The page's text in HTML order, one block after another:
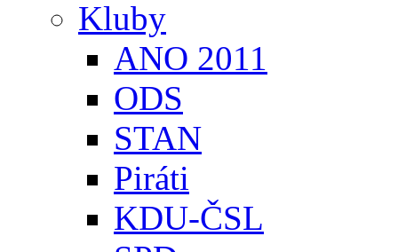
Kluby
ANO 2011
ODS
STAN
Piráti
KDU-ČSL